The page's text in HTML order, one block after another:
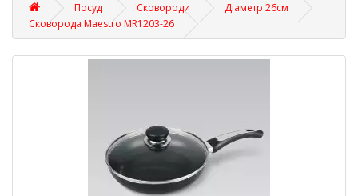
Посуд Сковороди
Діаметр 26см
Сковорода Maestro MR1203-26